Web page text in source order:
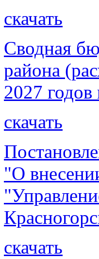
скачать
Сводная
района
2027 годов
скачать
"О
скачать